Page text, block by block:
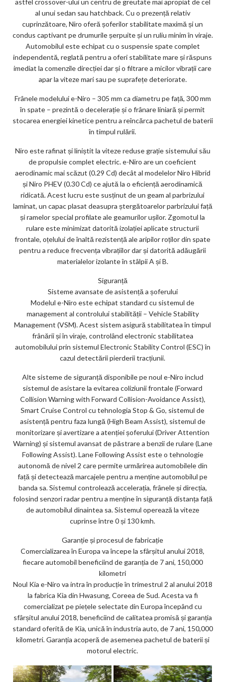
astfel crossover-ului un centru de greutate mai apropiat de cel
al unui sedan sau hatchback. Cu o prezență relativ
cuprinzătoare, Niro oferă șoferilor stabilitate maximă și un
condus captivant pe drumurile șerpuite și un ruliu minim în viraje.
Automobilul este echipat cu o suspensie spate complet
independentă, reglată pentru a oferi stabilitate mare și răspuns
imediat la comenzile direcției dar și o filtrare a micilor vibrații care
apar la viteze mari sau pe suprafețe deteriorate.
Frânele modelului e-Niro – 305 mm ca diametru pe față, 300 mm
în spate – prezintă o decelerație și o frânare liniară și permit
stocarea energiei kinetice pentru a reîncărca pachetul de baterii
în timpul rulării.
Niro este rafinat și liniștit la viteze reduse grație sistemului său
de propulsie complet electric. e-Niro are un coeficient
aerodinamic mai scăzut (0.29 Cd) decât al modelelor Niro Hibrid
și Niro PHEV (0.30 Cd) ce ajută la o eficiență aerodinamică
ridicată. Acest lucru este susținut de un geam al parbrizului
laminat, un capac plasat deasupra ștergătoarelor parbrizului față
și ramelor special profilate ale geamurilor ușilor. Zgomotul la
rulare este minimizat datorită izolației aplicate structurii
frontale, oțelului de înaltă rezistență ale aripilor roților din spate
pentru a reduce frecvența vibrațiilor dar și datorită adăugării
materialelor izolante în stâlpii A și B.
Siguranță
Sisteme avansate de asistență a șoferului
Modelul e-Niro este echipat standard cu sistemul de
management al controlului stabilității – Vehicle Stability
Management (VSM). Acest sistem asigură stabilitatea în timpul
frânării și în viraje, controlând electronic stabilitatea
automobilului prin sistemul Electronic Stability Control (ESC) în
cazul detectării pierderii tracțiunii.
Alte sisteme de siguranță disponibile pe noul e-Niro includ
sistemul de asistare la evitarea coliziunii frontale (Forward
Collision Warning with Forward Collision-Avoidance Assist),
Smart Cruise Control cu tehnologia Stop & Go, sistemul de
asistență pentru faza lungă (High Beam Assist), sistemul de
monitorizare și avertizare a atenției șoferului (Driver Attention
Warning) și sistemul avansat de păstrare a benzii de rulare (Lane
Following Assist). Lane Following Assist este o tehnologie
autonomă de nivel 2 care permite urmărirea automobilele din
față și detectează marcajele pentru a menține automobilul pe
banda sa. Sistemul controlează accelerația, frânele și direcția,
folosind senzori radar pentru a menține în siguranță distanța față
de automobilul dinaintea sa. Sistemul operează la viteze
cuprinse între 0 și 130 kmh.
Garanție și procesul de fabricație
Comercializarea în Europa va începe la sfârșitul anului 2018,
fiecare automobil beneficiind de garanția de 7 ani, 150,000
kilometri
Noul Kia e-Niro va intra în producție în trimestrul 2 al anului 2018
la fabrica Kia din Hwasung, Coreea de Sud. Acesta va fi
comercializat pe piețele selectate din Europa începând cu
sfârșitul anului 2018, beneficiind de calitatea promisă și garanția
standard oferită de Kia, unică în industria auto, de 7 ani, 150,000
kilometri. Garanția acoperă de asemenea pachetul de baterii și
motorul electric.